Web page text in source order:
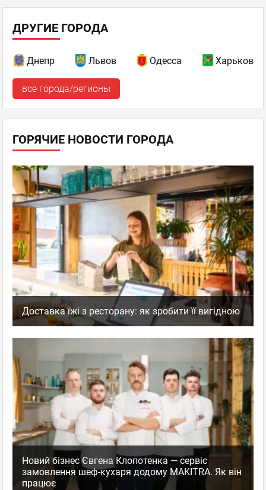
ДРУГИЕ ГОРОДА
Днепр Львов Одесса Харьков
все города/регионы
ГОРЯЧИЕ НОВОСТИ ГОРОДА
Доставка їжі з ресторану: як зробити її вигідною
Новий бізнес Євгена Клопотенка — сервіс
замовлення шеф-кухаря додому MAKITRA. Як він
працює